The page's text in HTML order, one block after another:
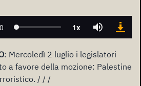
: Mercoledì 2 luglio i legislatori
a favore della mozione: Palestine
/ / /